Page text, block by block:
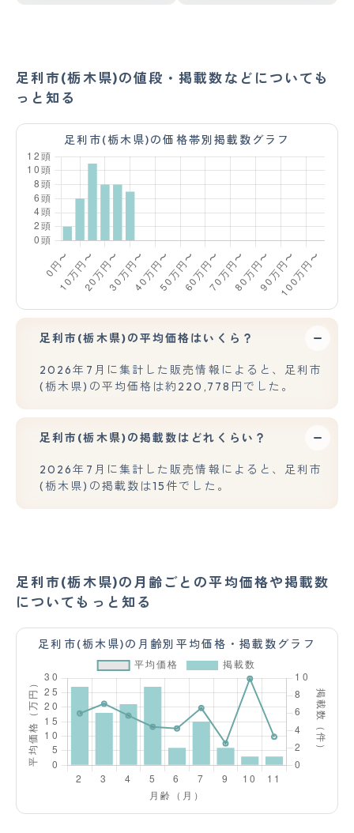
足利市(栃木県)の値段・掲載数などについても
っと知る
足利市(栃木県)の価格帯別掲載数グラフ
足利市(栃木県)の平均価格はいくら？
2026年7月に集計した販売情報によると、足利市
(栃木県)の平均価格は約220,778円でした。
足利市(栃木県)の掲載数はどれくらい？
2026年7月に集計した販売情報によると、足利市
(栃木県)の掲載数は15件でした。
足利市(栃木県)の月齢ごとの平均価格や掲載数
についてもっと知る
足利市(栃木県)の月齢別平均価格・掲載数グラフ